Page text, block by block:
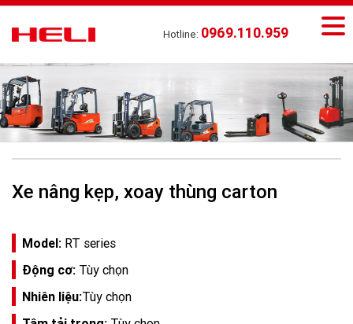
Hotline: 0969.110.959
Xe nâng kẹp, xoay thùng carton
Model: RT series
Động cơ: Tùy chọn
Nhiên liệu:Tùy chọn